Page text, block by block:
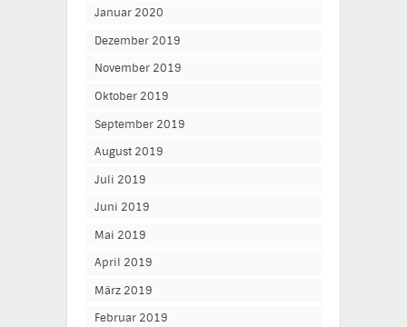
Januar 2020
Dezember 2019
November 2019
Oktober 2019
September 2019
August 2019
Juli 2019
Juni 2019
Mai 2019
April 2019
März 2019
Februar 2019